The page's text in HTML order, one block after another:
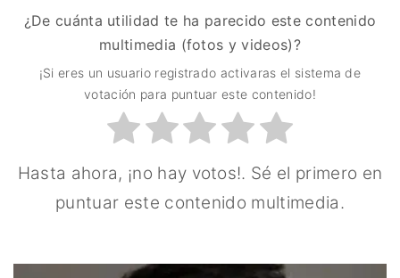
¿De cuánta utilidad te ha parecido este contenido
multimedia (fotos y videos)?
¡Si eres un usuario registrado activaras el sistema de
votación para puntuar este contenido!
Hasta ahora, ¡no hay votos!. Sé el primero en
puntuar este contenido multimedia.